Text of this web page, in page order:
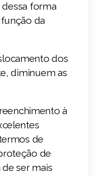
dessa forma
da
dos
diminuem as
à
de
de
ser mais